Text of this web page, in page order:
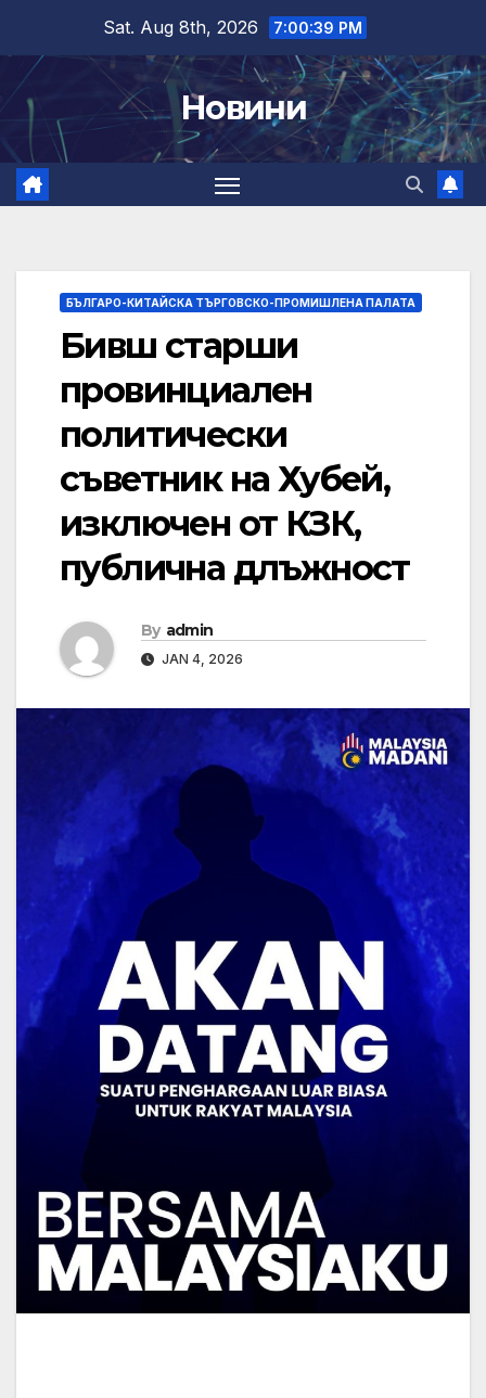
content
Sat. Aug 8th, 2026 7:00:40 PM
Новини
БЪЛГАРО-КИТАЙСКА ТЪРГОВСКО-ПРОМИШЛЕНА ПАЛАТА
Бивш старши
провинциален
политически
съветник на Хубей,
изключен от КЗК,
публична длъжност
By admin
JAN 4, 2026